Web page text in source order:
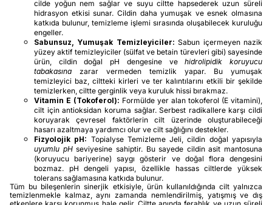
cilde yoğun nem sağlar ve suyu ciltte hapsederek uzun süreli
hidrasyon etkisi sunar. Cildin daha yumuşak ve esnek olmasına
katkıda bulunur, temizleme işlemi sırasında oluşabilecek kuruluğu
engeller.
Sabunsuz, Yumuşak Temizleyiciler: Sabun içermeyen nazik
yüzey aktif temizleyiciler (sülfat ve betain türevleri gibi) sayesinde
ürün, cildin doğal pH dengesine vehidrolipidik koruyucu
tabakasına zarar vermeden temizlik yapar. Bu yumuşak
temizleyici baz, ciltteki kirleri ve ter kalıntılarını etkili bir şekilde
temizlerken, ciltte gerginlik veya kuruluk hissi bırakmaz.
Vitamin E (Tokoferol): Formülde yer alan tokoferol (E vitamini),
cilt için antioksidan koruma sağlar. Serbest radikallere karşı cildi
koruyarak çevresel faktörlerin cilt üzerinde oluşturabileceği
hasarı azaltmaya yardımcı olur ve cilt sağlığını destekler.
Fizyolojik pH: Topialyse Temizleme Jeli, cildin doğal yapısıyla
uyumlu pHseviyesine sahiptir. Bu sayede cildin asit mantosuna
(koruyucu bariyerine) saygı gösterir ve doğal flora dengesini
bozmaz. pH dengeli yapısı, özellikle hassas ciltlerde yüksek
tolerans sağlamasına katkıda bulunur.
Tüm bu bileşenlerin sinerjik etkisiyle, ürün kullanıldığında cilt yalnızca
temizlenmekle kalmaz, aynı zamanda nemlendirilmiş, yatışmış ve dış